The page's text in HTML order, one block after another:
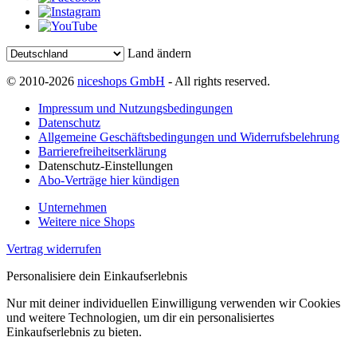
Land ändern
© 2010-2026 niceshops GmbH - All rights reserved.
Impressum und Nutzungsbedingungen
Datenschutz
Allgemeine Geschäftsbedingungen und Widerrufsbelehrung
Barrierefreiheitserklärung
Datenschutz-Einstellungen
Abo-Verträge hier kündigen
Unternehmen
Weitere nice Shops
Vertrag widerrufen
Personalisiere dein Einkaufserlebnis
Nur mit deiner individuellen Einwilligung verwenden wir Cookies
und weitere Technologien, um dir ein personalisiertes
Einkaufserlebnis zu bieten.